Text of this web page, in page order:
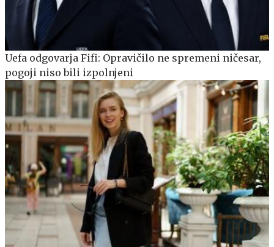
Uefa odgovarja Fifi: Opravičilo ne spremeni ničesar,
pogoji niso bili izpolnjeni